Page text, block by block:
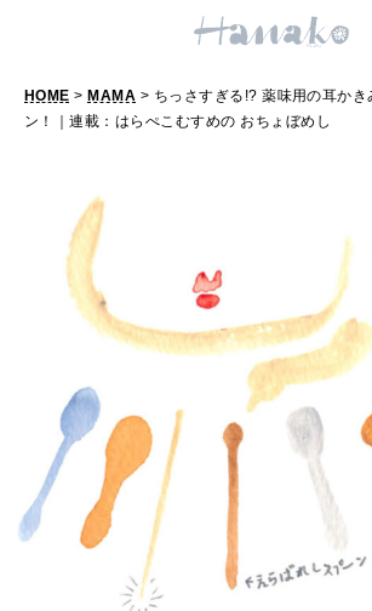
FOOD
おいしい
FORTUNE
明日のわたし
[12星座別] Weekly
[12星座別] Monthly Love
女神まり愛のタロットメッセ
算命学がわかる今月のあなた
HEALTH
自分にやさしく
LEARN
知る、考える
HOME > MAMA > ちっさすぎる!? 薬味用の耳かき
ン！｜連載：はらぺこむすめの おちょぼめし